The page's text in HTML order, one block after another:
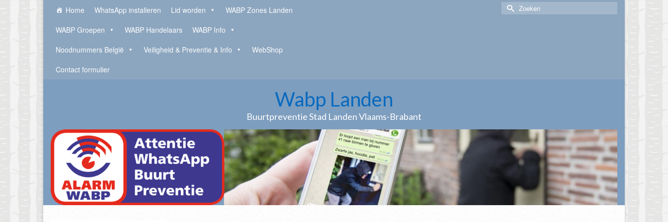
Home WhatsApp installeren Lid worden
WABP Zones Landen
WABP Groepen
WABP Handelaars
WABP Info
Noodnummers België
Veiligheid & Preventie & Info
WebShop
Contact formulier
Zoek
Wabp Landen
Buurtpreventie Stad Landen Vlaams-Brabant